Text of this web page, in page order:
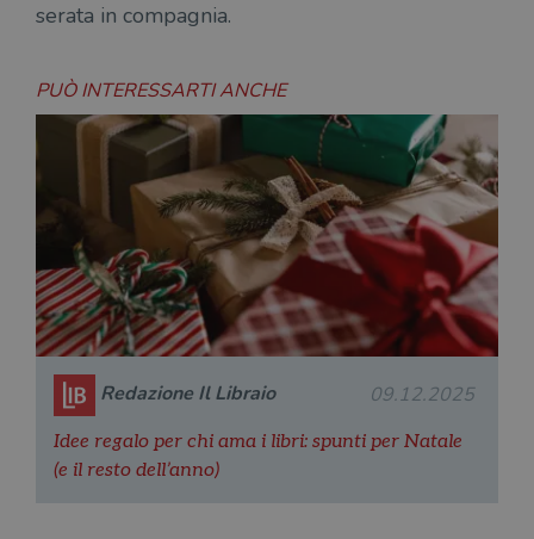
serata in compagnia.
PUÒ INTERESSARTI ANCHE
Redazione Il Libraio 09.12.2025
Idee regalo per chi ama i libri: spunti per Natale
(e il resto dell’anno)